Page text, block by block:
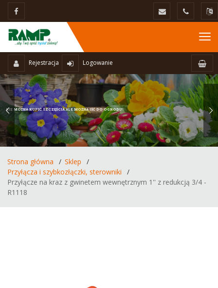
Rejestracja Logowanie
NIE MOŻNA KUPIĆ SZCZĘŚCIA ALE MOŻNA IŚĆ DO OGRODU!
Strona główna
Sklep
Przyłącza i szybkozłączki, sterowniki
Przyłącze na kraz z gwinetem wewnętrznym 1'' z redukcją 3/4 -
R1118